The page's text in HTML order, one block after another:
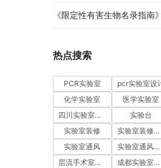
《限定性有害生物名录指南
热点搜索
PCR实验室 pcr实验室设
化学实验室
医学实验室
四川实验室设计
实验台
实验室装修
实验室装修设计
实验室通风
实验室通风系统
层流手术室净化
成都实验室装修